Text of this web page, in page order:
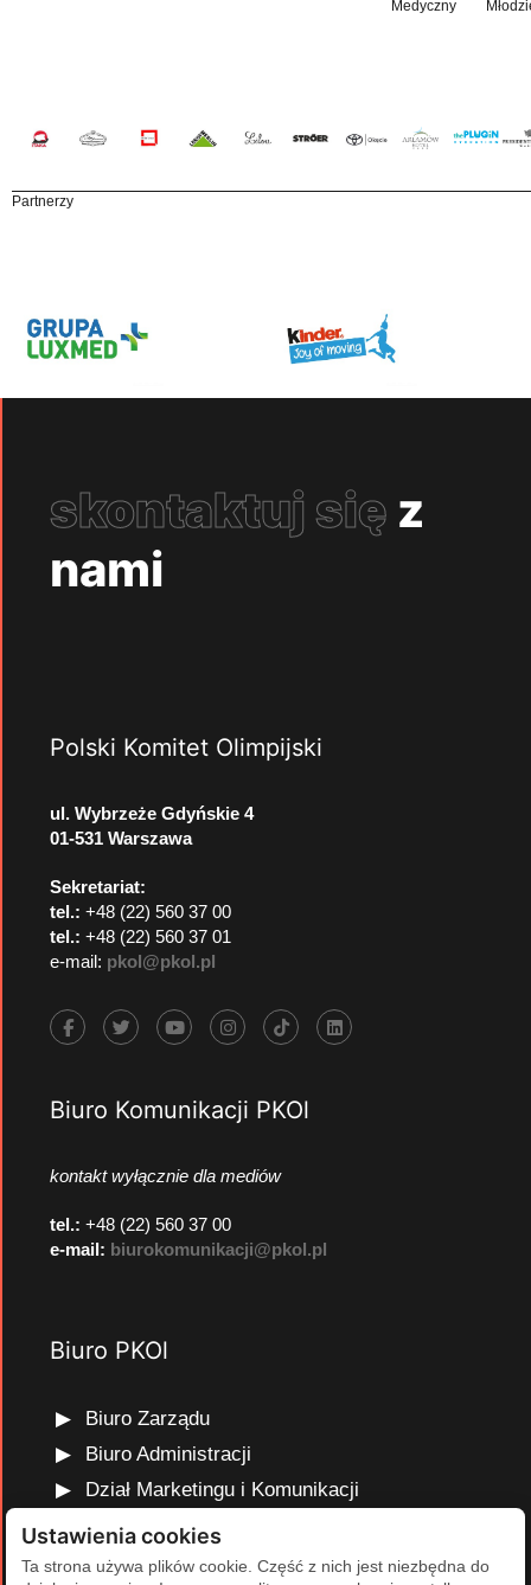
Medyczny
Partnerzy
skontaktuj się z
nami
Polski Komitet Olimpijski
ul. Wybrzeże Gdyńskie 4
01-531 Warszawa
Sekretariat:
tel.: +48 (22) 560 37 00
tel.: +48 (22) 560 37 01
e-mail: pkol@pkol.pl
Biuro Komunikacji PKOl
kontakt wyłącznie dla mediów
tel.: +48 (22) 560 37 00
e-mail: biurokomunikacji@pkol.pl
Biuro PKOl
Biuro Zarządu
Biuro Administracji
Dział Marketingu i Komunikacji
Dział Edukacji Olimpijskiej
Dział Finansów i Kadr
Ustawienia cookies
Ta strona używa plików cookie. Część z nich jest niezbędna do